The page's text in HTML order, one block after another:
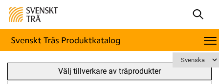
Välj tillverkare av träprodukter